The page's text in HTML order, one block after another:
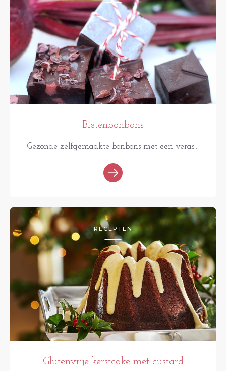
Bietenbonbons
Gezonde zelfgemaakte bonbons met een veras...
RECEPTEN
Glutenvrije kerstcake met custard